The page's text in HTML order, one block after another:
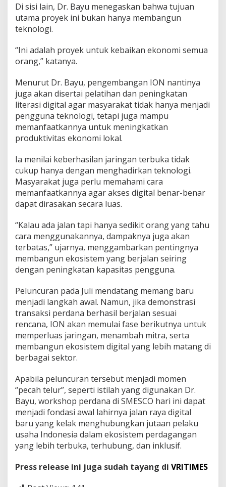
Di sisi lain, Dr. Bayu menegaskan bahwa tujuan
utama proyek ini bukan hanya membangun
teknologi.
“Ini adalah proyek untuk kebaikan ekonomi semua
orang,” katanya.
Menurut Dr. Bayu, pengembangan ION nantinya
juga akan disertai pelatihan dan peningkatan
literasi digital agar masyarakat tidak hanya menjadi
pengguna teknologi, tetapi juga mampu
memanfaatkannya untuk meningkatkan
produktivitas ekonomi lokal.
Ia menilai keberhasilan jaringan terbuka tidak
cukup hanya dengan menghadirkan teknologi.
Masyarakat juga perlu memahami cara
memanfaatkannya agar akses digital benar-benar
dapat dirasakan secara luas.
“Kalau ada jalan tapi hanya sedikit orang yang tahu
cara menggunakannya, dampaknya juga akan
terbatas,” ujarnya, menggambarkan pentingnya
membangun ekosistem yang berjalan seiring
dengan peningkatan kapasitas pengguna.
Peluncuran pada Juli mendatang memang baru
menjadi langkah awal. Namun, jika demonstrasi
transaksi perdana berhasil berjalan sesuai
rencana, ION akan memulai fase berikutnya untuk
memperluas jaringan, menambah mitra, serta
membangun ekosistem digital yang lebih matang di
berbagai sektor.
Apabila peluncuran tersebut menjadi momen
“pecah telur”, seperti istilah yang digunakan Dr.
Bayu, workshop perdana di SMESCO hari ini dapat
menjadi fondasi awal lahirnya jalan raya digital
baru yang kelak menghubungkan jutaan pelaku
usaha Indonesia dalam ekosistem perdagangan
yang lebih terbuka, terhubung, dan inklusif.
Press release ini juga sudah tayang di VRITIMES